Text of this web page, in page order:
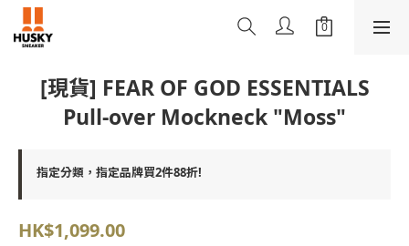
[現貨] FEAR OF GOD ESSENTIALS
Pull-over Mockneck "Moss"
指定分類，指定品牌買2件88折!
HK$1,099.00